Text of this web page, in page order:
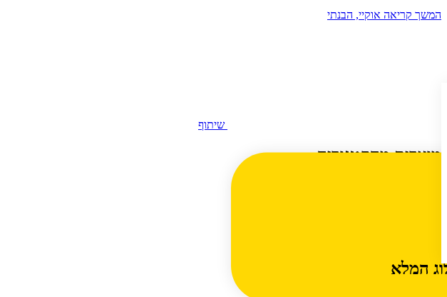
המלא
המשך קריאה אוקיי, הבנתי
שיתוף
מוצרים מהקטגוריה